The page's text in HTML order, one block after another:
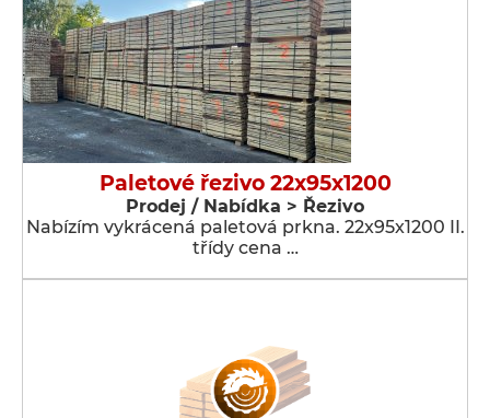
Paletové řezivo 22x95x1200
Prodej / Nabídka > Řezivo
Nabízím vykrácená paletová prkna. 22x95x1200 II.
třídy cena …